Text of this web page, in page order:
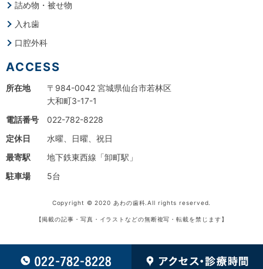
詰め物・被せ物
入れ歯
口腔外科
ACCESS
所在地
〒984-0042 宮城県仙台市若林区
大和町3-17-1
電話番号
022-782-8228
定休日
水曜、日曜、祝日
最寄駅
地下鉄東西線「卸町駅」
駐車場
5台
Copyright © 2020 あわの歯科.All rights reserved.
【掲載の記事・写真・イラストなどの無断複写・転載を禁じます】